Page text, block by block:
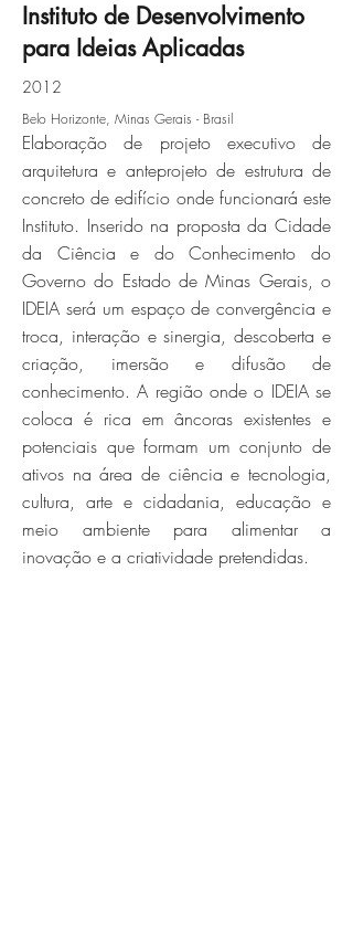
Click here
Instituto de Desenvolvimento
para Ideias Aplicadas
2012
Belo Horizonte, Minas Gerais - Brasil
Elaboração de projeto executivo de
arquitetura e anteprojeto de estrutura de
concreto de edifício onde funcionará este
Instituto. Inserido na proposta da Cidade
da Ciência e do Conhecimento do
Governo do Estado de Minas Gerais, o
IDEIA será um espaço de convergência e
troca, interação e sinergia, descoberta e
criação, imersão e difusão de
conhecimento. A região onde o IDEIA se
coloca é rica em âncoras existentes e
potenciais que formam um conjunto de
ativos na área de ciência e tecnologia,
cultura, arte e cidadania, educação e
meio ambiente para alimentar a
inovação e a criatividade pretendidas.